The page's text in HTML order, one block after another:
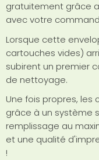
gratuitement grâce
avec votre
Lorsque cette
cartouches vides)
subirent un premier
de nettoyage.
Une fois propres, les
grâce à un système
remplissage au
et une qualité
!